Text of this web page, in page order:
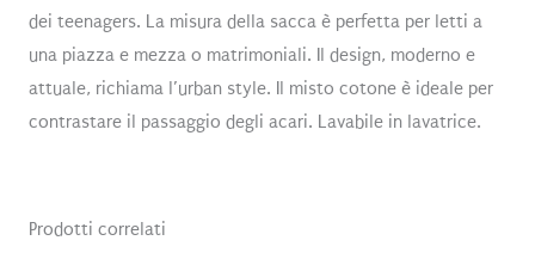
dei teenagers. La misura della sacca è perfetta per letti a
una piazza e mezza o matrimoniali. Il design, moderno e
attuale, richiama l’urban style. Il misto cotone è ideale per
contrastare il passaggio degli acari. Lavabile in lavatrice.
Prodotti correlati